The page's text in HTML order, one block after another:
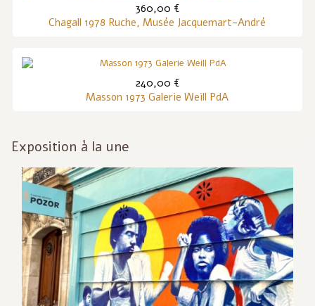
360,00 €
Chagall 1978 Ruche, Musée Jacquemart-André
240,00 €
Masson 1973 Galerie Weill PdA
Exposition à la une